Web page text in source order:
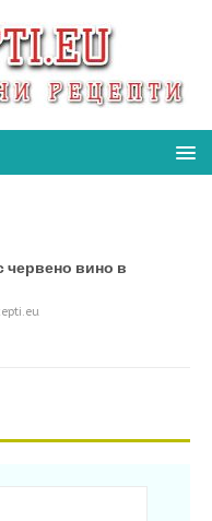
вино в